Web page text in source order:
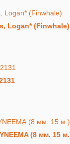
Logan* (Finwhale)
(8 мм. 15